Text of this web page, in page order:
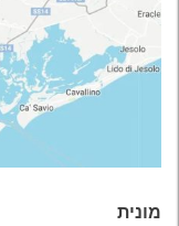
מונית